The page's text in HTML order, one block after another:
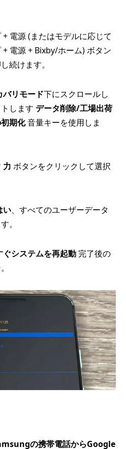
電源 (またはモデルに応じて
+ 電源 + Bixby/ホーム) ボタン
続けます。
バリモード下にスクロールし
します データ削除/工場出荷
期化音量キーを使用しま
力 ボタンをクリックして選択
い、すべてのユーザーデータ
。
ぐシステムを再起動 完了後の
の携帯電話からGoogle